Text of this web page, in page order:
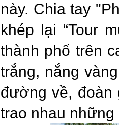
này. Chia tay
khép lại “Tour
thành phố trên
trắng, nắng
đường về, đoàn
trao nhau